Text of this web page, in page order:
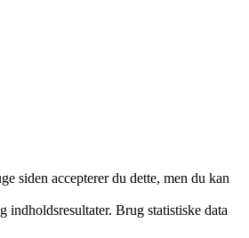
siden accepterer du dette, men du kan
Brug statistiske data